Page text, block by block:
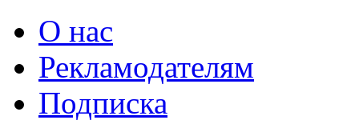
О нас
Рекламодателям
Подписка